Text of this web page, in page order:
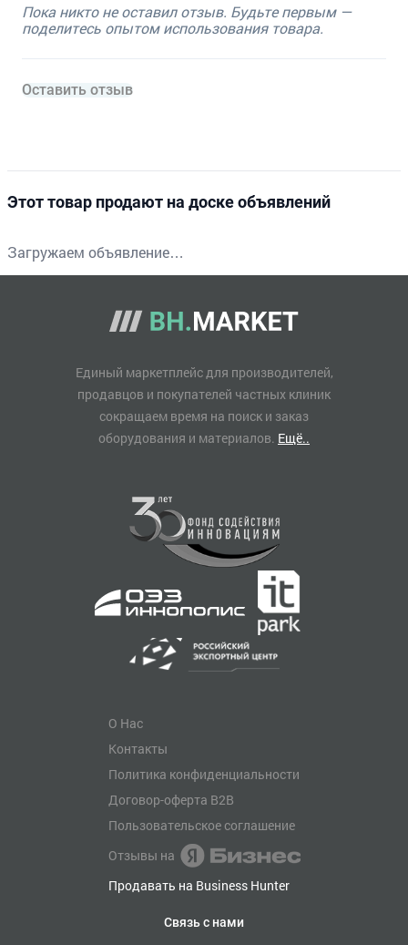
Пока никто не оставил отзыв. Будьте первым —
поделитесь опытом использования товара.
Оставить отзыв
Этот товар продают на доске объявлений
Загружаем объявление…
Единый маркетплейс для производителей,
продавцов и покупателей частных клиник
сокращаем время на поиск и заказ
оборудования и материалов. Ещё..
О Нас
Контакты
Политика конфиденциальности
Договор-оферта B2B
Пользовательское соглашение
Отзывы на
Продавать на Business Hunter
Связь с нами